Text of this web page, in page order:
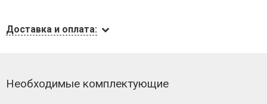
Доставка и оплата:
Необходимые комплектующие